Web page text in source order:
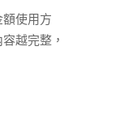
額使用方
越完整，